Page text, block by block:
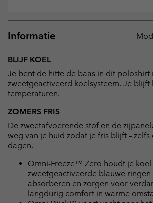
Informatie
BLIJF KOEL
Je bent de hitte de baas in dit poloshirt
zweetgeactiveerd koelsysteem. Je
temperaturen.
ZOMERS FRIS
De zweetafvoerende stof en de
weg van je huid zodat je fris blijft – zelfs
dagen.
Omni-Freeze™ Zero houdt je
zweetgeactiveerde blauwe
absorberen en zorgen voor
langdurig comfort in warme